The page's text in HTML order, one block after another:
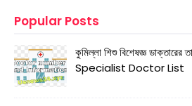
Popular Posts
কুমিল্লা শিশু বিশেষজ্ঞ
Specialist Doctor List